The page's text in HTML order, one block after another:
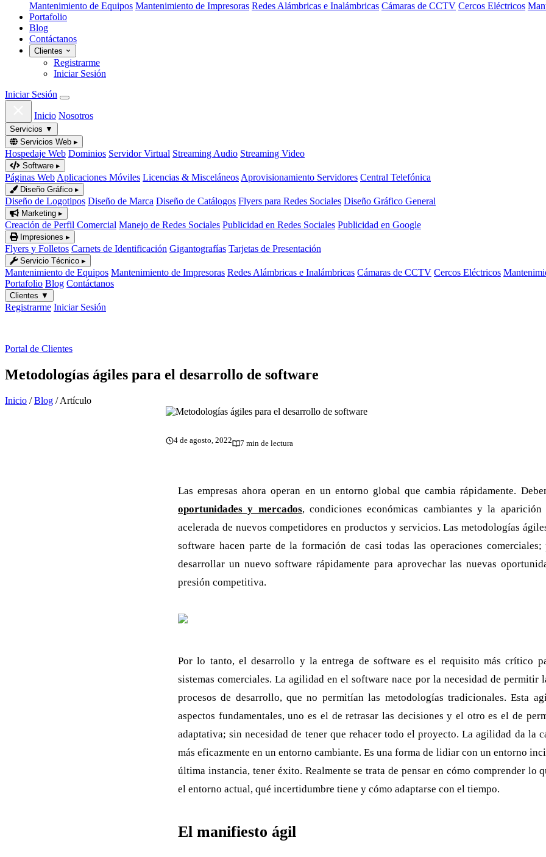
Mantenimiento de Equipos Mantenimiento de Impresoras Redes Alámbricas e Inalámbricas Cámaras de CCTV Cercos Eléctricos
Portafolio
Blog
Contáctanos
Clientes
Registrarme
Iniciar Sesión
Iniciar Sesión
Inicio Nosotros
Servicios ▼
Servicios Web ▸
Hospedaje Web Dominios Servidor Virtual Streaming Audio Streaming Video
Software ▸
Páginas Web Aplicaciones Móviles Licencias & Misceláneos Aprovisionamiento Servidores Central Telefónica
Diseño Gráfico ▸
Diseño de Logotipos Diseño de Marca Diseño de Catálogos Flyers para Redes Sociales Diseño Gráfico General
Marketing ▸
Creación de Perfil Comercial Manejo de Redes Sociales Publicidad en Redes Sociales Publicidad en Google
Impresiones ▸
Flyers y Folletos Carnets de Identificación Gigantografías Tarjetas de Presentación
Servicio Técnico ▸
Mantenimiento de Equipos Mantenimiento de Impresoras Redes Alámbricas e Inalámbricas Cámaras de CCTV Cercos Eléctricos
Portafolio Blog Contáctanos
Clientes ▼
Registrarme Iniciar Sesión
Portal de Clientes
Metodologías ágiles para el desarrollo de software
Inicio / Blog /Artículo
4 de agosto, 2022 7 min de lectura
Las empresas ahora operan en un entorno global que cambia rápidamente.
oportunidades y mercados, condiciones económicas cambiantes y la
acelerada de nuevos competidores en productos y servicios. Las metodologías
software hacen parte de la formación de casi todas las operaciones comerciales;
desarrollar un nuevo software rápidamente para aprovechar las nuevas
presión competitiva.
Por lo tanto, el desarrollo y la entrega de software es el requisito más crítico
sistemas comerciales. La agilidad en el software nace por la necesidad de permitir
procesos de desarrollo, que no permitían las metodologías tradicionales. Esta
aspectos fundamentales, uno es el de retrasar las decisiones y el otro es el de
adaptativa; sin necesidad de tener que rehacer todo el proyecto. La agilidad da la
más eficazmente en un entorno cambiante. Es una forma de lidiar con un entorno
última instancia, tener éxito. Realmente se trata de pensar en cómo comprender lo
el entorno actual, qué incertidumbre tiene y cómo adaptarse con el tiempo.
El manifiesto ágil